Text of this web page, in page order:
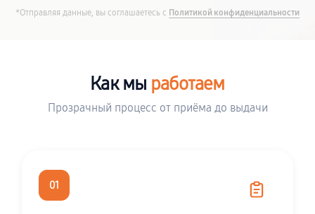
*Отправляя данные, вы соглашаетесь с Политикой конфиденциальности
Как мы работаем
Прозрачный процесс от приёма до выдачи
01